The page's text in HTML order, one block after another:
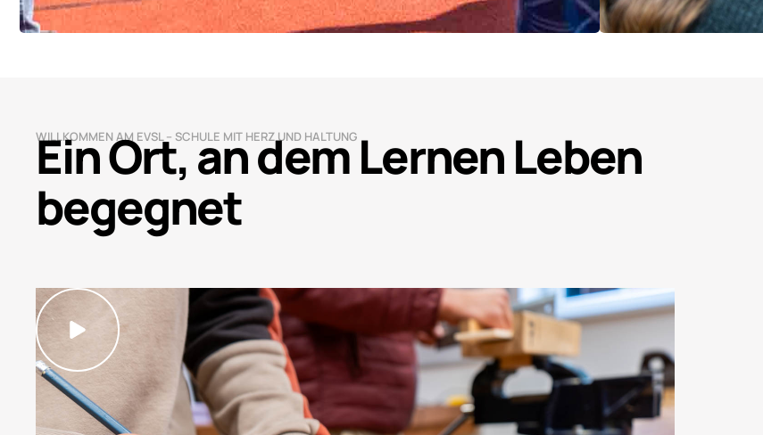
WILLKOMMEN AM EVSL – SCHULE MIT HERZ UND HALTUNG
Ein Ort, an dem Lernen Leben
begegnet